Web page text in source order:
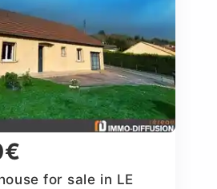
for sale in LE